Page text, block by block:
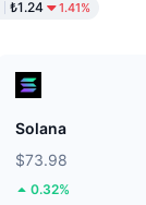
₺1.24 1.41%
Solana
$73.98
0.32%